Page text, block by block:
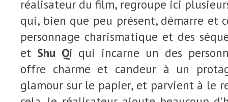
réalisateur du film, regroupe ici
qui, bien que peu présent, démarre et
personnage charismatique et des
et Shu Qi qui incarne un des
offre charme et candeur à un
glamour sur le papier, et parvient à le